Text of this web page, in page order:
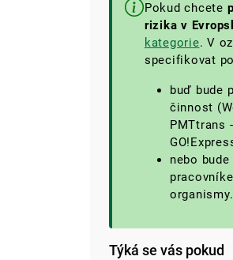
Pokud chcete
rizika v
kategorie. V
specifikovat
buď bude
činnost
PMTtrans
nebo
organismy.
Týká se vás pokud